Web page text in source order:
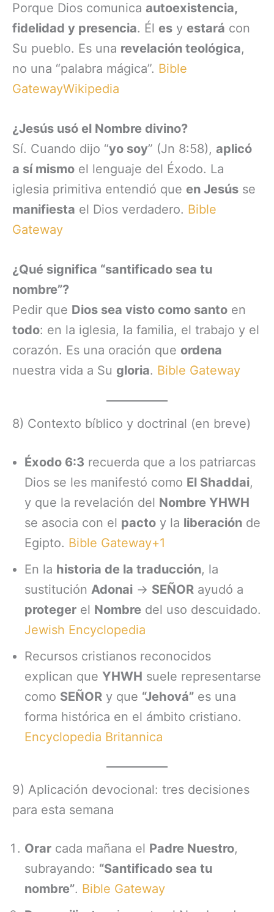
Porque Dios comunica autoexistencia,
fidelidad y presencia. Él es y estará con
Su pueblo. Es una revelación teológica,
no una “palabra mágica”. Bible
GatewayWikipedia
¿Jesús usó el Nombre divino?
Sí. Cuando dijo “yo soy” (Jn 8:58), aplicó
a sí mismo el lenguaje del Éxodo. La
iglesia primitiva entendió que en Jesús se
manifiesta el Dios verdadero. Bible
Gateway
¿Qué significa “santificado sea tu
nombre”?
Pedir que Dios sea visto como santo en
todo: en la iglesia, la familia, el trabajo y el
corazón. Es una oración que ordena
nuestra vida a Su gloria. Bible Gateway
8) Contexto bíblico y doctrinal (en breve)
Éxodo 6:3 recuerda que a los patriarcas
Dios se les manifestó como El Shaddai,
y que la revelación del Nombre YHWH
se asocia con el pacto y la liberación de
Egipto. Bible Gateway+1
En la historia de la traducción, la
sustitución Adonai → SEÑOR ayudó a
proteger el Nombre del uso descuidado.
Jewish Encyclopedia
Recursos cristianos reconocidos
explican que YHWH suele representarse
como SEÑOR y que “Jehová” es una
forma histórica en el ámbito cristiano.
Encyclopedia Britannica
9) Aplicación devocional: tres decisiones
para esta semana
Orar cada mañana el Padre Nuestro,
subrayando: “Santificado sea tu
nombre”. Bible Gateway